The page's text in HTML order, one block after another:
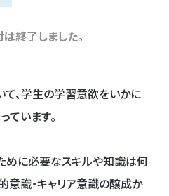
終了しました。
て、学生の学習意欲をいかに
います。
めに必要なスキルや知識は何
意識・キャリア意識の醸成か